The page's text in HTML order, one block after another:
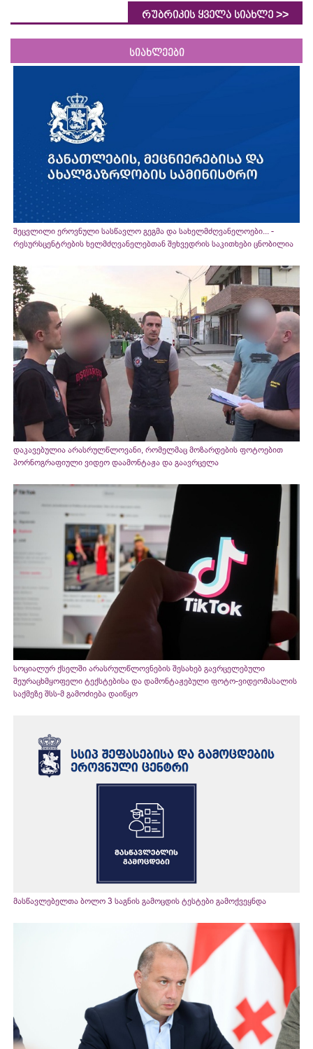
რუბრიკის ყველა სიახლე >>
სიახლეები
შეცვლილი ეროვნული სასწავლო გეგმა და სახელმძღვანელოები... -
რესურსცენტრების ხელმძღვანელებთან შეხვედრის საკითხები ცნობილია
დაკავებულია არასრულწლოვანი, რომელმაც მოზარდების ფოტოებით
პორნოგრაფიული ვიდეო დაამონტაჟა და გაავრცელა
სოციალურ ქსელში არასრულწლოვნების შესახებ გავრცელებული
შეურაცხმყოფელი ტექსტებისა და დამონტაჟებული ფოტო-ვიდეომასალის
საქმეზე შსს-მ გამოძიება დაიწყო
მასწავლებელთა ბოლო 3 საგნის გამოცდის ტესტები გამოქვეყნდა